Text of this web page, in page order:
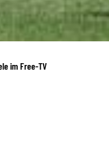
im Free-TV